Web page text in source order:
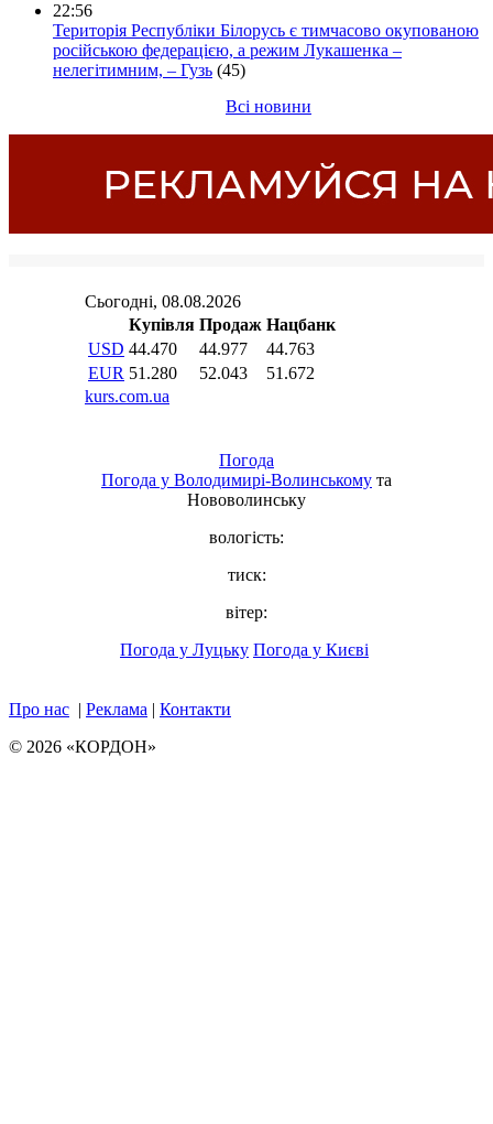
22:56
Територія Республіки Білорусь є тимчасово окупованою
російською федерацією, а режим Лукашенка –
нелегітимним, – Гузь (45)
Всі новини
Погода
Погода у Володимирі-Волинському та
Нововолинську
вологість:
тиск:
вітер:
Погода у Луцьку Погода у Києві
Про нас | Реклама | Контакти
© 2026 «КОРДОН»